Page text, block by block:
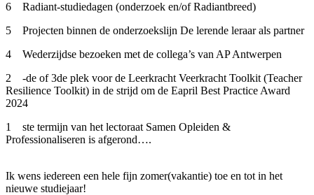
6 Radiant-studiedagen (onderzoek en/of Radiantbreed)
5 Projecten binnen de onderzoekslijn De lerende leraar als partner
4 Wederzijdse bezoeken met de collega’s van AP Antwerpen
2 -de of 3de plek voor de Leerkracht Veerkracht Toolkit (Teacher
Resilience Toolkit) in de strijd om de Eapril Best Practice Award
2024
1 ste termijn van het lectoraat Samen Opleiden &
Professionaliseren is afgerond….
Ik wens iedereen een hele fijn zomer(vakantie) toe en tot in het
nieuwe studiejaar!